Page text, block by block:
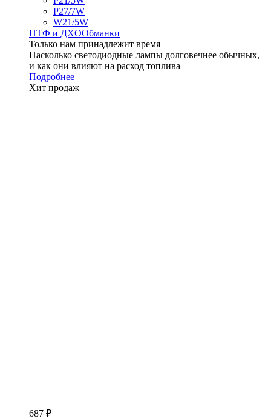
P27/7W
W21/5W
ПТФ и ДXООбманки
Только нам принадлежит время
Насколько светодиодные лампы долговечнее обычных,
и как они влияют на расход топлива
Подробнее
Хит продаж
687 ₽